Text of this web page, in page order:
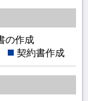
の作成
契約書作成